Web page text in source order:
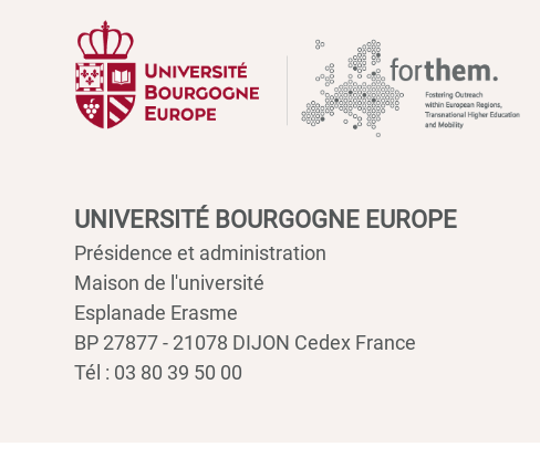
UNIVERSITÉ BOURGOGNE EUROPE
Présidence et administration
Maison de l'université
Esplanade Erasme
BP 27877 - 21078 DIJON Cedex France
Tél : 03 80 39 50 00